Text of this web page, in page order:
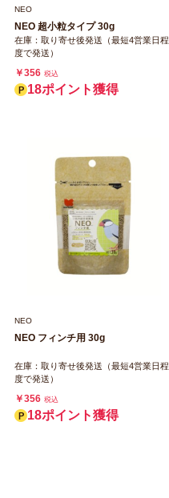
NEO
NEO 超小粒タイプ 30g
在庫：取り寄せ後発送（最短4営業日程
度で発送）
￥356 税込
18ポイント獲得
NEO
NEO フィンチ用 30g
在庫：取り寄せ後発送（最短4営業日程
度で発送）
￥356 税込
18ポイント獲得